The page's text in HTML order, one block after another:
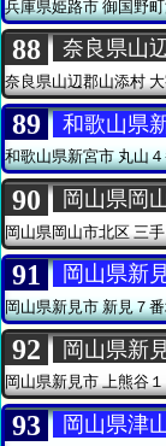
兵庫県姫路市御国野
88 奈良県山
奈良県山辺郡山添村
89 和歌山県
和歌山県新宮市丸山
90 岡山県岡
岡山県岡山市北区 三
91 岡山県新
岡山県新見市新見７
92 岡山県新
岡山県新見市上熊谷
93 岡山県津